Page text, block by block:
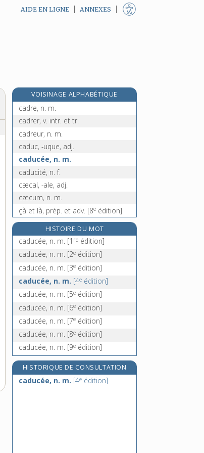
AIDE EN LIGNE ANNEXES
VOISINAGE ALPHABÉTIQUE
cadrature, n. f.
cadre, n. m.
cadrer, v. intr. et tr.
cadreur, n. m.
caduc, -uque, adj.
caducée, n. m.
caducité, n. f.
cæcal, -ale, adj.
cæcum, n. m.
çà et là, prép. et adv. [8e édition]
cafard, -arde [I], n.
cafard [II], n. m.
cafardage, n. m.
HISTOIRE DU MOT
caducée, n. m. [1 re édition]
caducée, n. m. [2e édition]
caducée, n. m. [3e édition]
caducée, n. m. [4e édition]
caducée, n. m. [5e édition]
caducée, n. m. [6e édition]
caducée, n. m. [7e édition]
caducée, n. m. [8e édition]
caducée, n. m. [9e édition]
HISTORIQUE DE CONSULTATION
caducée, n. m. [4e édition]